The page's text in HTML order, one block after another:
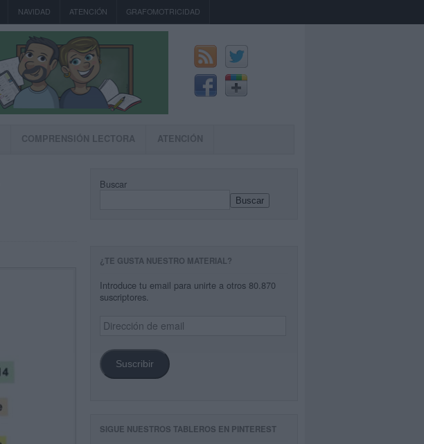
NAVIDAD ATENCIÓN GRAFOMOTRICIDAD
COMPRENSIÓN LECTORA ATENCIÓN
Buscar
Buscar
¿TE GUSTA NUESTRO MATERIAL?
Introduce tu email para unirte a otros 80.870
suscriptores.
Dirección
de
Suscribir
SIGUE NUESTROS TABLEROS EN PINTEREST